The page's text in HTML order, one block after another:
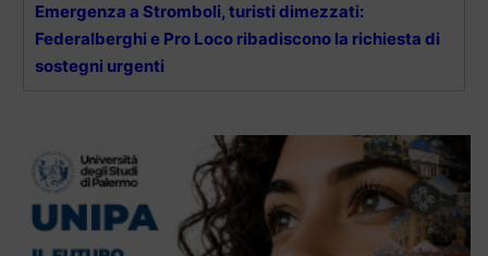
Emergenza a Stromboli, turisti dimezzati:
Federalberghi e Pro Loco ribadiscono la richiesta di
sostegni urgenti